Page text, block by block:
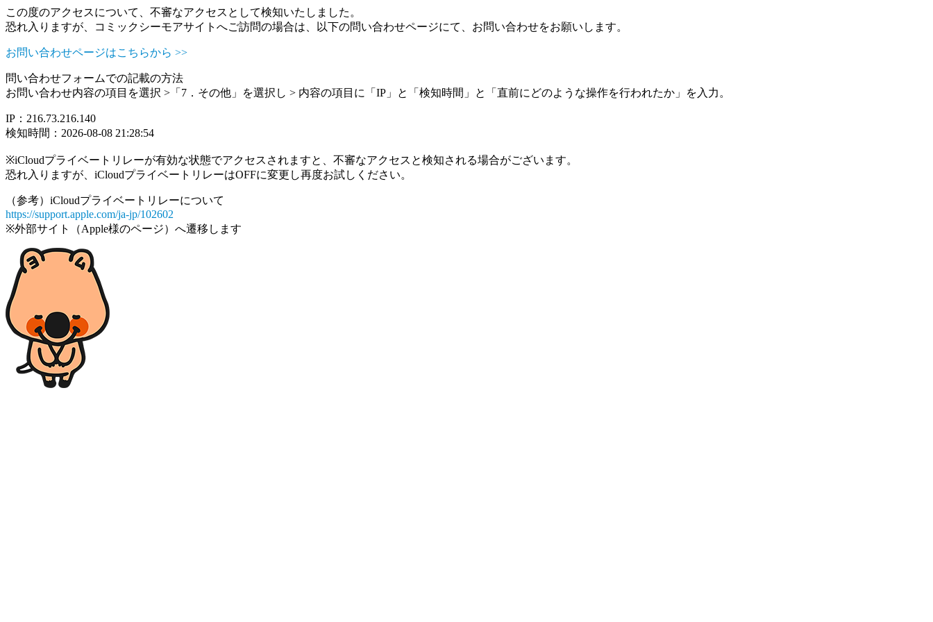
この度のアクセスについて、不審なアクセスとして検知いたしました。
恐れ入りますが、コミックシーモアサイトへご訪問の場合は、以下の問い合わせページにて、お問い合わせをお願いします。
お問い合わせページはこちらから >>
問い合わせフォームでの記載の方法
お問い合わせ内容の項目を選択 >「7．その他」を選択し > 内容の項目に「IP」と「検知時間」と「直前にどのような操作を行われたか」を入力。
IP：216.73.216.140
検知時間：2026-08-08 21:28:54
※iCloudプライベートリレーが有効な状態でアクセスされますと、不審なアクセスと検知される場合がございます。
恐れ入りますが、iCloudプライベートリレーはOFFに変更し再度お試しください。
（参考）iCloudプライベートリレーについて
https://support.apple.com/ja-jp/102602
※外部サイト（Apple様のページ）へ遷移します